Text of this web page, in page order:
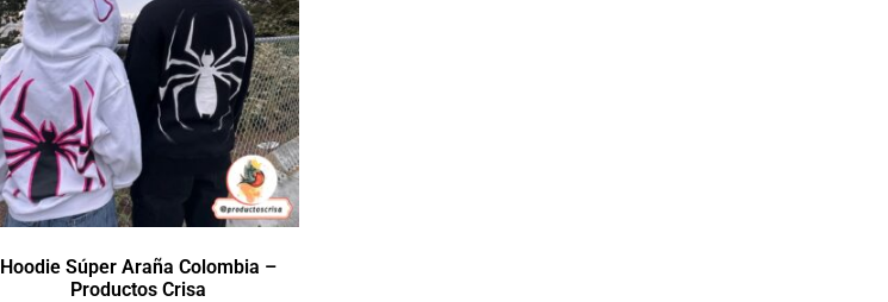
Hoodie Súper Araña Colombia –
Productos Crisa